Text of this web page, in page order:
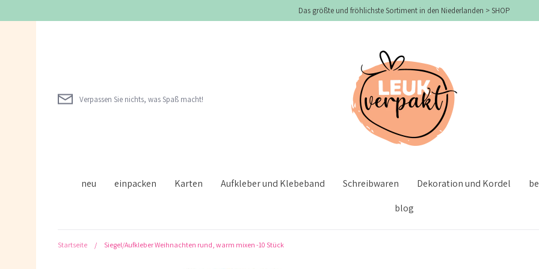
zum
Das größte und fröhlichste Sortiment in den Niederlanden > SHOP
Verpassen Sie nichts, was Spaß macht!
neu einpacken Karten Aufkleber und Klebeband Schreibwaren Dekoration und Kordel
blog
Startseite / Siegel/Aufkleber Weihnachten rund, warm mixen -10 Stück